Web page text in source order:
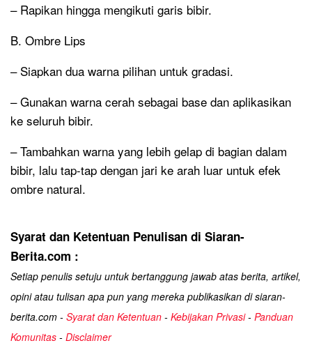
– Rapikan hingga mengikuti garis bibir.
B. Ombre Lips
– Siapkan dua warna pilihan untuk gradasi.
– Gunakan warna cerah sebagai base dan aplikasikan
ke seluruh bibir.
– Tambahkan warna yang lebih gelap di bagian dalam
bibir, lalu tap-tap dengan jari ke arah luar untuk efek
ombre natural.
Syarat dan Ketentuan Penulisan di Siaran-
Berita.com :
Setiap penulis setuju untuk bertanggung jawab atas berita, artikel,
opini atau tulisan apa pun yang mereka publikasikan di siaran-
berita.com - Syarat dan Ketentuan - Kebijakan Privasi- Panduan
Komunitas - Disclaimer